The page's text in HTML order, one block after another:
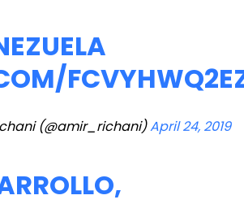
(@amir_richani)April 24, 2019